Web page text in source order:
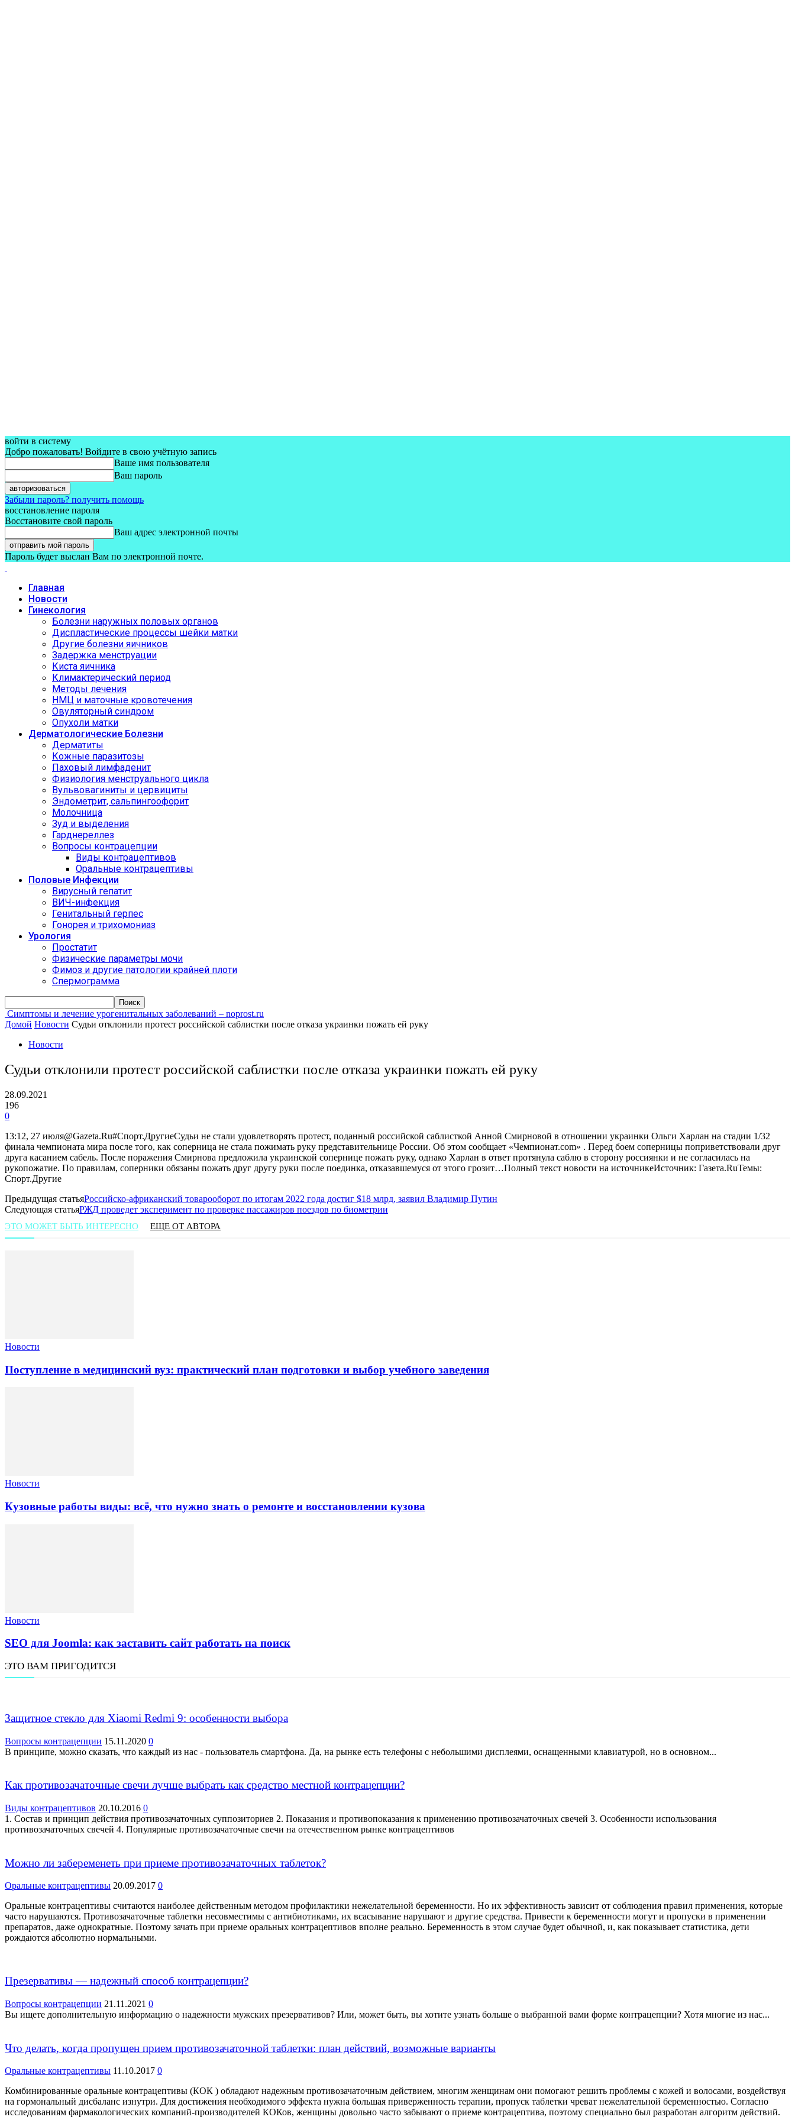
войти в систему
Добро пожаловать! Войдите в свою учётную запись
Ваше имя пользователя
Ваш пароль
Забыли пароль? получить помощь
восстановление пароля
Восстановите свой пароль
Ваш адрес электронной почты
Пароль будет выслан Вам по электронной почте.
Главная
Новости
Гинекология
Болезни наружных половых органов
Диспластические процессы шейки матки
Другие болезни яичников
Задержка менструации
Киста яичника
Климактерический период
Методы лечения
НМЦ и маточные кровотечения
Овуляторный синдром
Опухоли матки
Дерматологические Болезни
Дерматиты
Кожные паразитозы
Паховый лимфаденит
Физиология менструального цикла
Вульвовагиниты и цервициты
Эндометрит, сальпингоофорит
Молочница
Зуд и выделения
Гарднереллез
Вопросы контрацепции
Виды контрацептивов
Оральные контрацептивы
Половые Инфекции
Вирусный гепатит
ВИЧ-инфекция
Генитальный герпес
Гонорея и трихомониаз
Урология
Простатит
Физические параметры мочи
Фимоз и другие патологии крайней плоти
Спермограмма
Симптомы и лечение урогенитальных заболеваний – noprost.ru
Домой Новости Судьи отклонили протест российской саблистки после отказа украинки пожать ей руку
Новости
Судьи отклонили протест российской саблистки после отказа украинки пожать ей руку
28.09.2021
196
0
13:12, 27 июля@Gazeta.Ru#Спорт.ДругиеСудьи не стали удовлетворять протест, поданный российской саблисткой Анной Смирновой в отношении украинки Ольги Харлан на стадии 1/32
финала чемпионата мира после того, как соперница не стала пожимать руку представительнице России. Об этом сообщает «Чемпионат.com» . Перед боем соперницы поприветствовали друг
друга касанием сабель. После поражения Смирнова предложила украинской сопернице пожать руку, однако Харлан в ответ протянула саблю в сторону россиянки и не согласилась на
рукопожатие. По правилам, соперники обязаны пожать друг другу руки после поединка, отказавшемуся от этого грозит…Полный текст новости на источникеИсточник: Газета.RuТемы:
Спорт.Другие
Предыдущая статьяРоссийско-африканский товарооборот по итогам 2022 года достиг $18 млрд, заявил Владимир Путин
Следующая статьяРЖД проведет эксперимент по проверке пассажиров поездов по биометрии
ЭТО МОЖЕТ БЫТЬ ИНТЕРЕСНО ЕЩЕ ОТ АВТОРА
Новости
Поступление в медицинский вуз: практический план подготовки и выбор учебного заведения
Новости
Кузовные работы виды: всё, что нужно знать о ремонте и восстановлении кузова
Новости
SEO для Joomla: как заставить сайт работать на поиск
ЭТО ВАМ ПРИГОДИТСЯ
Защитное стекло для Xiaomi Redmi 9: особенности выбора
Вопросы контрацепции 15.11.2020 0
В принципе, можно сказать, что каждый из нас - пользователь смартфона. Да, на рынке есть телефоны с небольшими дисплеями, оснащенными клавиатурой, но в основном...
Как противозачаточные свечи лучше выбрать как средство местной контрацепции?
Виды контрацептивов 20.10.2016 0
1. Состав и принцип действия противозачаточных суппозиториев 2. Показания и противопоказания к применению противозачаточных свечей 3. Особенности использования
противозачаточных свечей 4. Популярные противозачаточные свечи на отечественном рынке контрацептивов
Можно ли забеременеть при приеме противозачаточных таблеток?
Оральные контрацептивы 20.09.2017 0
Оральные контрацептивы считаются наиболее действенным методом профилактики нежелательной беременности. Но их эффективность зависит от соблюдения правил применения, которые
часто нарушаются. Противозачаточные таблетки несовместимы с антибиотиками, их всасывание нарушают и другие средства. Привести к беременности могут и пропуски в применении
препаратов, даже однократные. Поэтому зачать при приеме оральных контрацептивов вполне реально. Беременность в этом случае будет обычной, и, как показывает статистика, дети
рождаются абсолютно нормальными.
Презервативы — надежный способ контрацепции?
Вопросы контрацепции 21.11.2021 0
Вы ищете дополнительную информацию о надежности мужских презервативов? Или, может быть, вы хотите узнать больше о выбранной вами форме контрацепции? Хотя многие из нас...
Что делать, когда пропущен прием противозачаточной таблетки: план действий, возможные варианты
Оральные контрацептивы 11.10.2017 0
Комбинированные оральные контрацептивы (КОК ) обладают надежным противозачаточным действием, многим женщинам они помогают решить проблемы с кожей и волосами, воздействуя
на гормональный дисбаланс изнутри. Для достижения необходимого эффекта нужна большая приверженность терапии, пропуск таблетки чреват нежелательной беременностью. Согласно
исследованиям фармакологических компаний-производителей КОКов, женщины довольно часто забывают о приеме контрацептива, поэтому специально был разработан алгоритм действий.